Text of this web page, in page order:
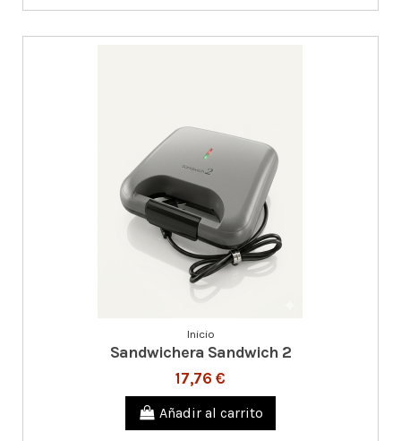
Inicio
Sandwichera Sandwich 2
17,76 €
Añadir al carrito